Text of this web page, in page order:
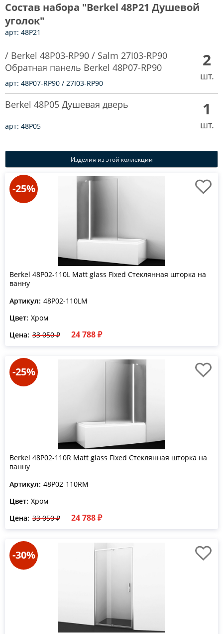
Состав набора "Berkel 48P21 Душевой
уголок"
арт: 48P21
/ Berkel 48P03-RP90 / Salm 27I03-RP90
Обратная панель Berkel 48P07-RP90
арт: 48P07-RP90 / 27I03-RP90
2
шт.
Berkel 48P05 Душевая дверь
арт: 48P05
1
шт.
Изделия из этой коллекции
-25%
Berkel 48P02-110L Matt glass Fixed Стеклянная шторка на
ванну
Артикул: 48P02-110LM
Цвет: Хром
Цена: 33 050 ₽ 24 788 ₽
-25%
Berkel 48P02-110R Matt glass Fixed Стеклянная шторка на
ванну
Артикул: 48P02-110RM
Цвет: Хром
Цена: 33 050 ₽ 24 788 ₽
-30%